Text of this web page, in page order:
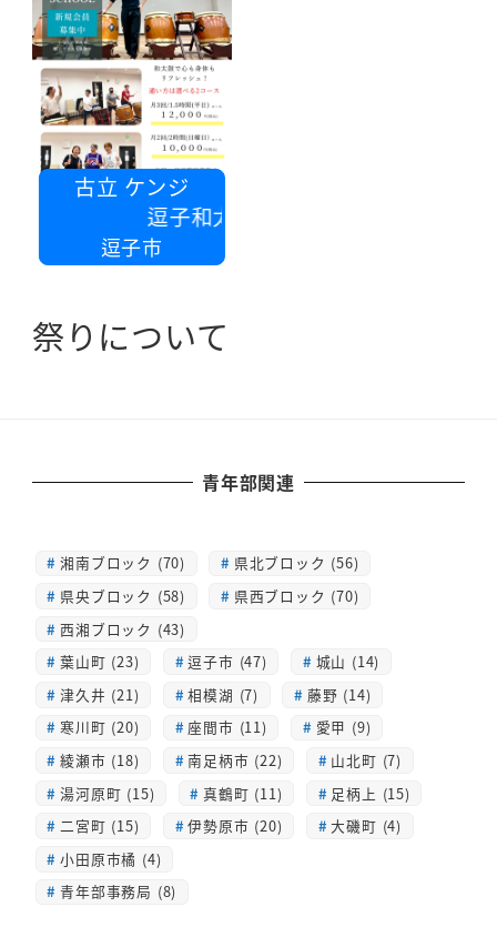
古立 ケンジ
逗子和太鼓SCHOOL
逗子市
祭りについて
青年部関連
湘南ブロック (70)
県北ブロック (56)
県央ブロック (58)
県西ブロック (70)
西湘ブロック (43)
葉山町 (23)
逗子市 (47)
城山 (14)
津久井 (21)
相模湖 (7)
藤野 (14)
寒川町 (20)
座間市 (11)
愛甲 (9)
綾瀬市 (18)
南足柄市 (22)
山北町 (7)
湯河原町 (15)
真鶴町 (11)
足柄上 (15)
二宮町 (15)
伊勢原市 (20)
大磯町 (4)
小田原市橘 (4)
青年部事務局 (8)